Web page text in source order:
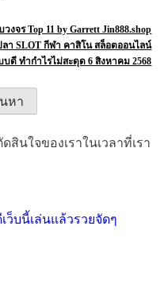
จร Top 11 by Garrett Jin888.shop
า SLOT กีฬา คาสิโน สล็อตออนไลน์
บดี ทำกำไรไม่สะดุด 6 สิงหาคม 2568
นใจของเราในเวลาที่เรา
ว็บนี้เล่นแล้วรวยจัดๆ